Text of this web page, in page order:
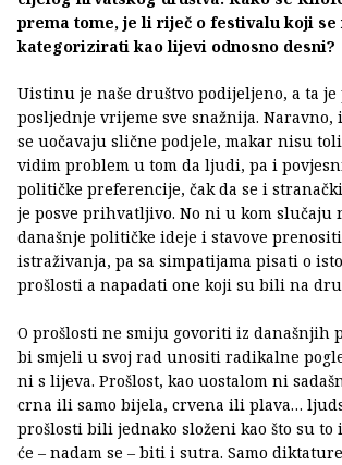
prema tome, je li riječ o festivalu koji se
kategorizirati kao lijevi odnosno desni?
Uistinu je naše društvo podijeljeno, a ta
posljednje vrijeme sve snažnija.
se uočavaju slične podjele, makar nisu
vidim problem u tom da ljudi, pa i
političke preferencije, čak da se i
je posve prihvatljivo. No ni u kom slučaju
današnje političke ideje i stavove
istraživanja, pa sa simpatijama pisati o
prošlosti a napadati one koji su bili na
O prošlosti ne smiju govoriti iz današnjih
bi smjeli u svoj rad unositi radikalne
ni s lijeva. Prošlost, kao uostalom ni
crna ili samo bijela, crvena ili plava…
prošlosti bili jednako složeni kao što su to
će – nadam se – biti i sutra. Samo